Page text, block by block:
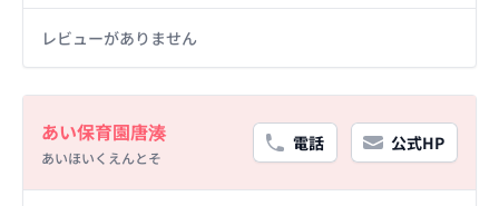
レビューがありません
あい保育園唐湊
あいほいくえんとそ
電話 公式HP